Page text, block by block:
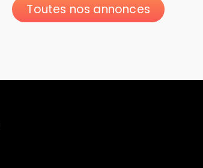
Toutes nos annonces